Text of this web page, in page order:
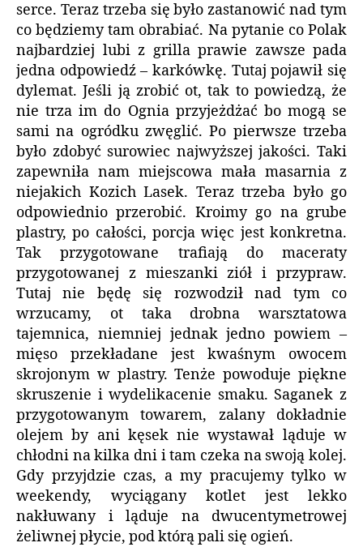
serce. Teraz trzeba się było zastanowić nad tym
co będziemy tam obrabiać. Na pytanie co Polak
najbardziej lubi z grilla prawie zawsze pada
jedna odpowiedź – karkówkę. Tutaj pojawił się
dylemat. Jeśli ją zrobić ot, tak to powiedzą, że
nie trza im do Ognia przyjeżdżać bo mogą se
sami na ogródku zwęglić. Po pierwsze trzeba
było zdobyć surowiec najwyższej jakości. Taki
zapewniła nam miejscowa mała masarnia z
niejakich Kozich Lasek. Teraz trzeba było go
odpowiednio przerobić. Kroimy go na grube
plastry, po całości, porcja więc jest konkretna.
Tak przygotowane trafiają do maceraty
przygotowanej z mieszanki ziół i przypraw.
Tutaj nie będę się rozwodził nad tym co
wrzucamy, ot taka drobna warsztatowa
tajemnica, niemniej jednak jedno powiem –
mięso przekładane jest kwaśnym owocem
skrojonym w plastry. Tenże powoduje piękne
skruszenie i wydelikacenie smaku. Saganek z
przygotowanym towarem, zalany dokładnie
olejem by ani kęsek nie wystawał ląduje w
chłodni na kilka dni i tam czeka na swoją kolej.
Gdy przyjdzie czas, a my pracujemy tylko w
weekendy, wyciągany kotlet jest lekko
nakłuwany i ląduje na dwucentymetrowej
żeliwnej płycie, pod którą pali się ogień.